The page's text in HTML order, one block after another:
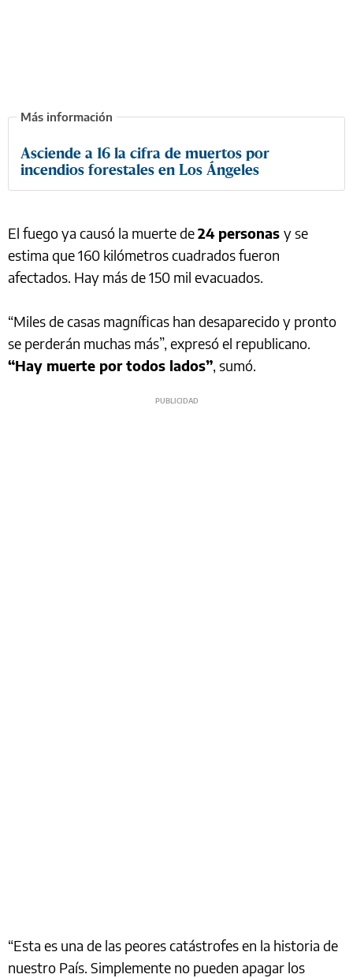
Asciende a 16 la cifra de muertos por
incendios forestales en Los Ángeles
El fuego ya causó la muerte de24 personas y se
estima que 160 kilómetros cuadrados fueron
afectados. Hay más de 150 mil evacuados.
“Miles de casas magníficas han desaparecido y pronto
se perderán muchas más”, expresó el republicano.
“Hay muerte por todos lados”, sumó.
“Esta es una de las peores catástrofes en la historia de
nuestro País. Simplemente no pueden apagar los